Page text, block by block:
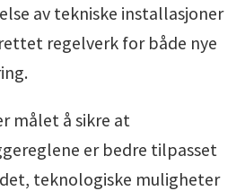
av tekniske installasjoner
regelverk for både nye
målet å sikre at
er bedre tilpasset
teknologiske muligheter